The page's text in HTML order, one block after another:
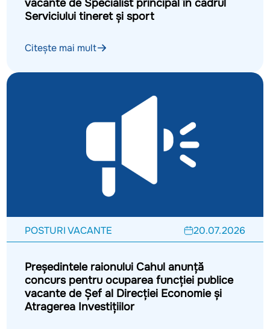
vacante de Specialist principal în cadrul
Serviciului tineret și sport
Citește mai mult
POSTURI VACANTE 20.07.2026
Președintele raionului Cahul anunță
concurs pentru ocuparea funcției publice
vacante de Șef al Direcției Economie și
Atragerea Investițiilor